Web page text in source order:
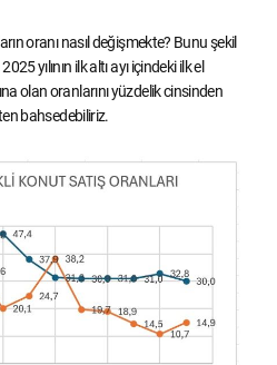
oranı nasıl değişmekte? Bunu şekil
yılının ilk altı ayı içindeki ilk el
olan oranlarını yüzdelik cinsinden
bahsedebiliriz.